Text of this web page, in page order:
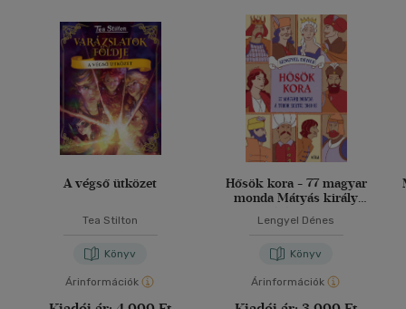
A végső ütközet
Tea Stilton
Könyv
Árinformációk
Hősök kora - 77 magyar
monda Mátyás király
Lengyel Dénes
Könyv
Árinformációk